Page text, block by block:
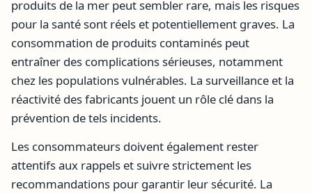
produits de la mer peut sembler rare, mais les risques
pour la santé sont réels et potentiellement graves. La
consommation de produits contaminés peut
entraîner des complications sérieuses, notamment
chez les populations vulnérables. La surveillance et la
réactivité des fabricants jouent un rôle clé dans la
prévention de tels incidents.
Les consommateurs doivent également rester
attentifs aux rappels et suivre strictement les
recommandations pour garantir leur sécurité. La